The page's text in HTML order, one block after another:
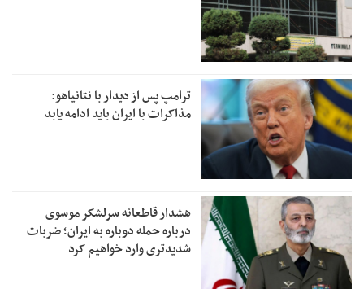
ترامپ پس از دیدار با نتانیاهو:
مذاکرات با ایران باید ادامه یابد
هشدار قاطعانه سرلشکر موسوی
درباره حمله دوباره به ایران؛ ضربات
شدیدتری وارد خواهیم کرد